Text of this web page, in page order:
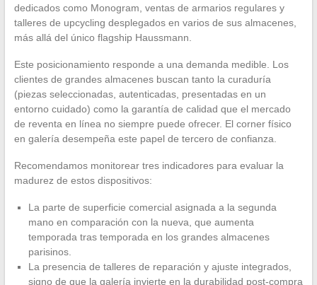
dedicados como Monogram, ventas de armarios regulares y
talleres de upcycling desplegados en varios de sus almacenes,
más allá del único flagship Haussmann.
Este posicionamiento responde a una demanda medible. Los
clientes de grandes almacenes buscan tanto la curaduría
(piezas seleccionadas, autenticadas, presentadas en un
entorno cuidado) como la garantía de calidad que el mercado
de reventa en línea no siempre puede ofrecer. El corner físico
en galería desempeña este papel de tercero de confianza.
Recomendamos monitorear tres indicadores para evaluar la
madurez de estos dispositivos:
La parte de superficie comercial asignada a la segunda
mano en comparación con la nueva, que aumenta
temporada tras temporada en los grandes almacenes
parisinos.
La presencia de talleres de reparación y ajuste integrados,
signo de que la galería invierte en la durabilidad post-compra